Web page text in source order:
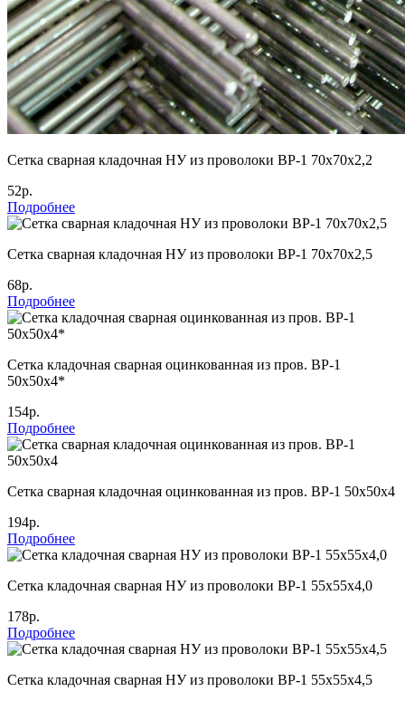
Cетка сварная кладочная НУ из проволоки ВР-1 70х70х2,2
52р.
Подробнее
Cетка сварная кладочная НУ из проволоки ВР-1 70х70х2,5
68р.
Подробнее
Сетка кладочная сварная оцинкованная из пров. ВР-1
50х50х4*
154р.
Подробнее
Сетка сварная кладочная оцинкованная из пров. ВР-1 50х50х4
194р.
Подробнее
Сетка кладочная сварная НУ из проволоки ВР-1 55х55х4,0
178р.
Подробнее
Сетка кладочная сварная НУ из проволоки ВР-1 55х55х4,5